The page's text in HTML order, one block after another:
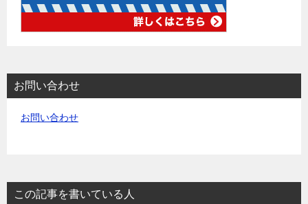
お問い合わせ
お問い合わせ
この記事を書いている人